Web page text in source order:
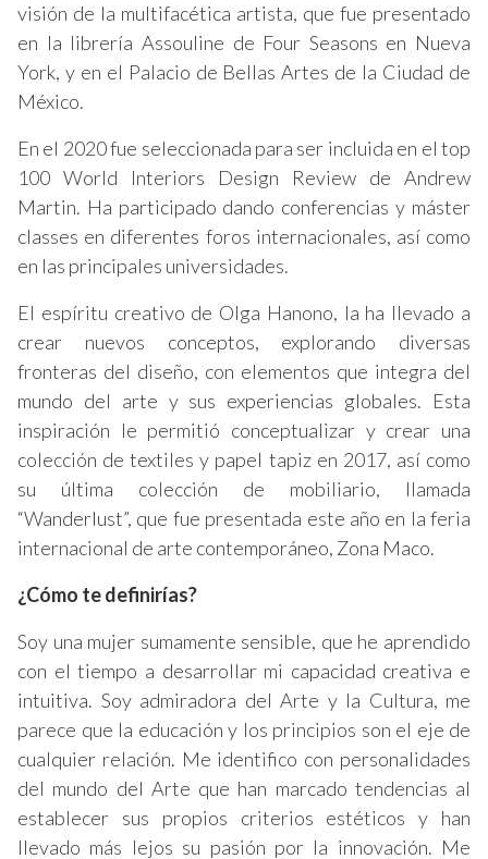
visión de la multifacética artista, que fue presentado
en la librería Assouline de Four Seasons en Nueva
York, y en el Palacio de Bellas Artes de la Ciudad de
México.
En el 2020 fue seleccionada para ser incluida en el top
100 World Interiors Design Review de Andrew
Martin. Ha participado dando conferencias y máster
classes en diferentes foros internacionales, así como
en las principales universidades.
El espíritu creativo de Olga Hanono, la ha llevado a
crear nuevos conceptos, explorando diversas
fronteras del diseño, con elementos que integra del
mundo del arte y sus experiencias globales. Esta
inspiración le permitió conceptualizar y crear una
colección de textiles y papel tapiz en 2017, así como
su última colección de mobiliario, llamada
“Wanderlust”, que fue presentada este año en la feria
internacional de arte contemporáneo, Zona Maco.
¿Cómo te definirías?
Soy una mujer sumamente sensible, que he aprendido
con el tiempo a desarrollar mi capacidad creativa e
intuitiva. Soy admiradora del Arte y la Cultura, me
parece que la educación y los principios son el eje de
cualquier relación. Me identifico con personalidades
del mundo del Arte que han marcado tendencias al
establecer sus propios criterios estéticos y han
llevado más lejos su pasión por la innovación. Me